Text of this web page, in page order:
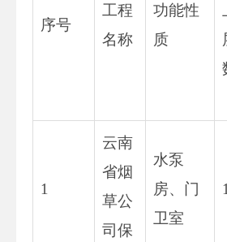
序号
工程
名称
功能性
质
1
云南
省烟
草公
司保
水泵
房、门
卫室
1